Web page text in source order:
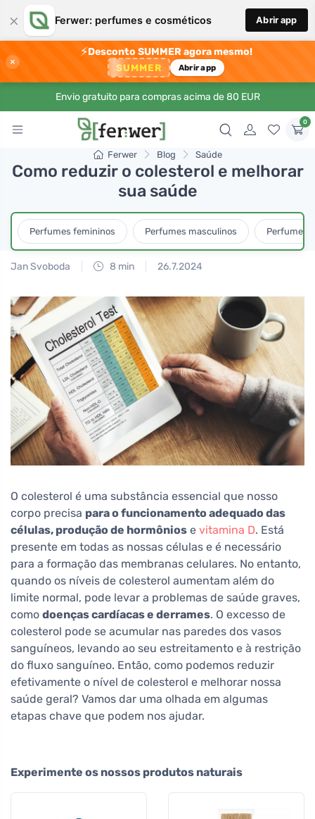
× Ferwer: perfumes e cosméticos Abrir app
×
⚡Desconto SUMMER agora mesmo!
SUMMER Abrir app
Envio gratuito para compras acima de 80 EUR
0
Ferwer Blog Saúde
Como reduzir o colesterol e melhorar
sua saúde
Perfumes femininos Perfumes masculinos Perfumes
Jan Svoboda 8 min 26.7.2024
O colesterol é uma substância essencial que nosso
corpo precisa para o funcionamento adequado das
células, produção de hormônios e vitamina D. Está
presente em todas as nossas células e é necessário
para a formação das membranas celulares. No entanto,
quando os níveis de colesterol aumentam além do
limite normal, pode levar a problemas de saúde graves,
como doenças cardíacas e derrames. O excesso de
colesterol pode se acumular nas paredes dos vasos
sanguíneos, levando ao seu estreitamento e à restrição
do fluxo sanguíneo. Então, como podemos reduzir
efetivamente o nível de colesterol e melhorar nossa
saúde geral? Vamos dar uma olhada em algumas
etapas chave que podem nos ajudar.
Experimente os nossos produtos naturais